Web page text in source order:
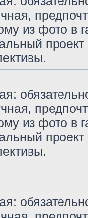
из фото в
из фото в